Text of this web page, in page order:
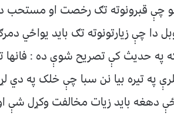
چې قبرونوته تګ رخصت او مستحب
دا چې زیارتونوته تګ باید یواځي
حدیث کې تصریح شوې ده : فانها
په تیره بیا نن سبا چې خلک په
ځې دهغه باید زیات مخالفت وکړل شې